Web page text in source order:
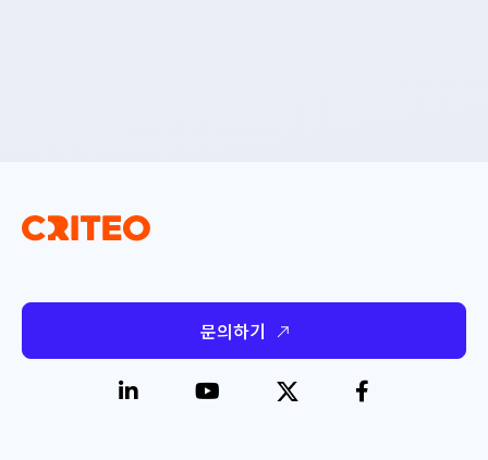
문의하기